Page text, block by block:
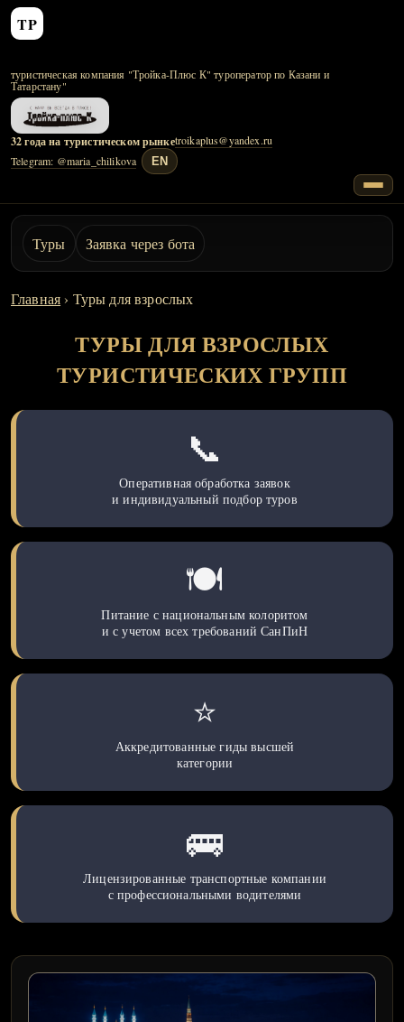
32 года на туристическом рынкеtroikaplus@yandex.ru
Telegram: @maria_chilikova
EN
Туры Заявка через бота
Главная › Туры для взрослых
ТУРЫ ДЛЯ ВЗРОСЛЫХ
ТУРИСТИЧЕСКИХ ГРУПП
📞
Оперативная обработка заявок
и индивидуальный подбор туров
🍽️
Питание с национальным колоритом
и с учетом всех требований СанПиН
⭐
Аккредитованные гиды высшей
категории
🚌
Лицензированные транспортные компании
с профессиональными водителями